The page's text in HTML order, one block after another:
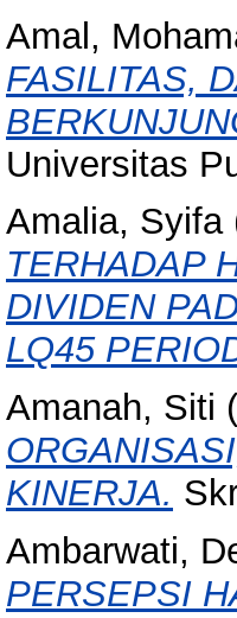
Amal,
FASILITAS,
Universitas
Amalia, Syifa
TERHADAP
DIVIDEN
LQ45
Amanah, Siti
KINERJA.
Ambarwati,
PERSEPSI